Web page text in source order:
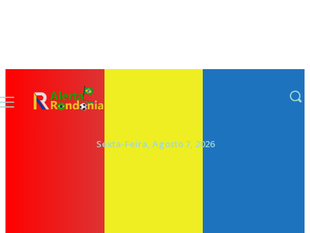
Sexta-Feira, Agosto 7, 2026